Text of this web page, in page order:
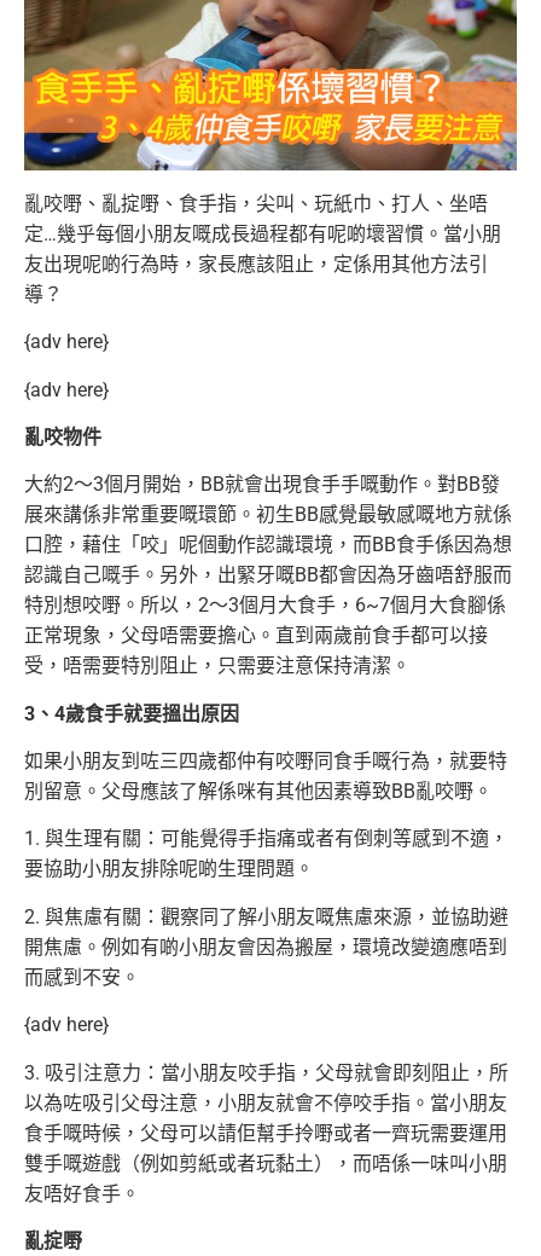
亂咬嘢、亂掟嘢、食手指，尖叫、玩紙巾、打人、坐唔
定…幾乎每個小朋友嘅成長過程都有呢啲壞習慣。當小朋
友出現呢啲行為時，家長應該阻止，定係用其他方法引
導？
{adv here}
{adv here}
亂咬物件
大約2～3個月開始，BB就會出現食手手嘅動作。對BB發
展來講係非常重要嘅環節。初生BB感覺最敏感嘅地方就係
口腔，藉住「咬」呢個動作認識環境，而BB食手係因為想
認識自己嘅手。另外，出緊牙嘅BB都會因為牙齒唔舒服而
特別想咬嘢。所以，2～3個月大食手，6~7個月大食腳係
正常現象，父母唔需要擔心。直到兩歲前食手都可以接
受，唔需要特別阻止，只需要注意保持清潔。
3、4歲食手就要搵出原因
如果小朋友到咗三四歲都仲有咬嘢同食手嘅行為，就要特
別留意。父母應該了解係咪有其他因素導致BB亂咬嘢。
1. 與生理有關：可能覺得手指痛或者有倒刺等感到不適，
要協助小朋友排除呢啲生理問題。
2. 與焦慮有關：觀察同了解小朋友嘅焦慮來源，並協助避
開焦慮。例如有啲小朋友會因為搬屋，環境改變適應唔到
而感到不安。
{adv here}
3. 吸引注意力：當小朋友咬手指，父母就會即刻阻止，所
以為咗吸引父母注意，小朋友就會不停咬手指。當小朋友
食手嘅時候，父母可以請佢幫手拎嘢或者一齊玩需要運用
雙手嘅遊戲（例如剪紙或者玩黏土），而唔係一味叫小朋
友唔好食手。
亂掟嘢